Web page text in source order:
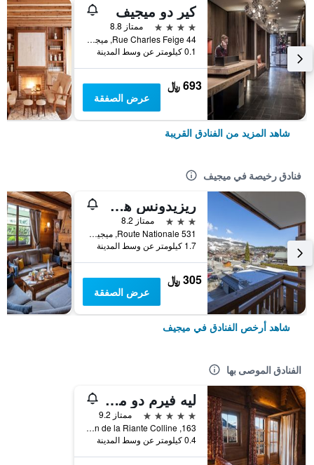
كير دو ميجيف
4 نجوم
ممتاز 8.8
44 Rue Charles Feige, ميجيف, إقليم سافوا العليا, فرنسا
0.1 كيلومتر عن وسط المدينة
693 ﷼
عرض الصفقة
شاهد المزيد من الفنادق القريبة
فنادق رخيصة في ميجيف
ريزيدونس هوتل رينت
3 نجوم
ممتاز 8.2
531 Route Nationale, ميجيف, إقليم سافوا العليا, فرنسا
1.7 كيلومتر عن وسط المدينة
305 ﷼
عرض الصفقة
شاهد أرخص الفنادق في ميجيف
الفنادق الموصى بها
ليه فيرم دو ماري
5 نجوم
ممتاز 9.2
163, Chemin de la Riante Colline, ميجيف, إقليم سافوا العليا, فرنسا
0.4 كيلومتر عن وسط المدينة